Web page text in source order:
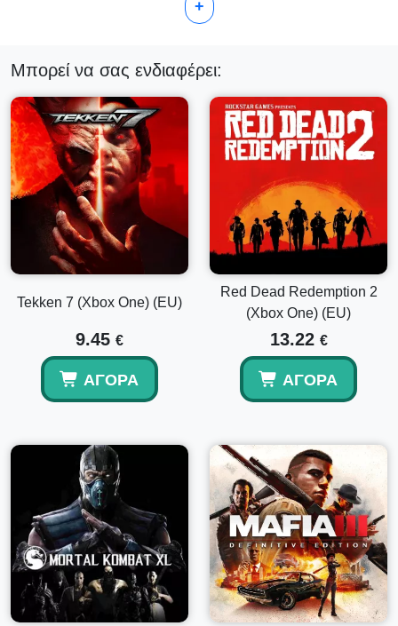
+
Μπορεί να σας ενδιαφέρει:
Tekken 7 (Xbox One) (EU)
9.45 €
ΑΓΟΡΆ
Red Dead Redemption 2
(Xbox One) (EU)
13.22 €
ΑΓΟΡΆ